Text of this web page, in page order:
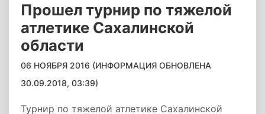
Прошел турнир по тяжелой
атлетике Сахалинской
области
06 НОЯБРЯ 2016 (ИНФОРМАЦИЯ ОБНОВЛЕНА
30.09.2018, 03:39)
Турнир по тяжелой атлетике Сахалинской